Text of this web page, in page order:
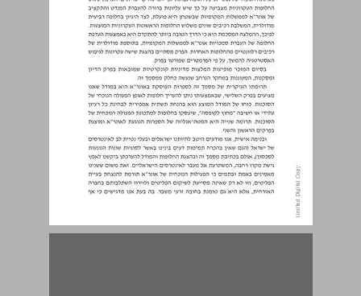
פרק ראשון: רקע ... 15